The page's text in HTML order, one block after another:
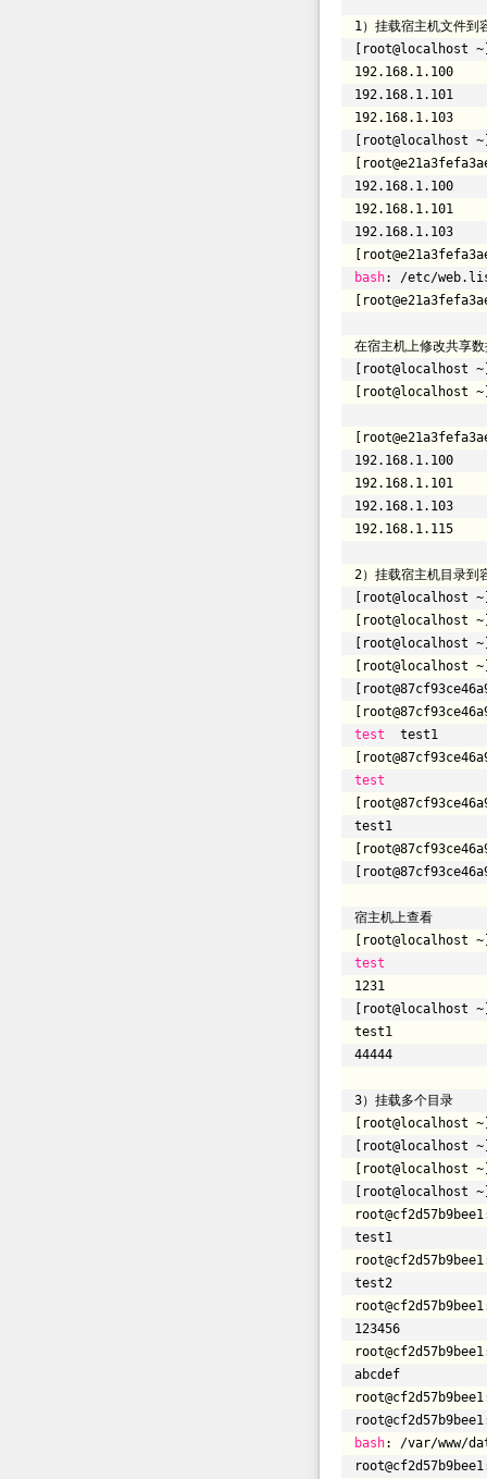
1）挂载宿主机文件到
[root@localhost
192.168.1.100
192.168.1.101
192.168.1.103
[root@localhost
192.168.1.100
192.168.1.101
192.168.1.103
bash: /etc/web
在宿主机上修改共享
[root@localhost
[root@localhost
192.168.1.100
192.168.1.101
192.168.1.103
192.168.1.115
2）挂载宿主机目录到
[root@localhost
[root@localhost
[root@localhost
[root@localhost
test
test1
test
test1
宿主机上查看
[root@localhost
test
1231
[root@localhost
test1
44444
3）挂载多个目录
[root@localhost
[root@localhost
[root@localhost
[root@localhost
test1
test2
123456
abcdef
bash: /var/www/